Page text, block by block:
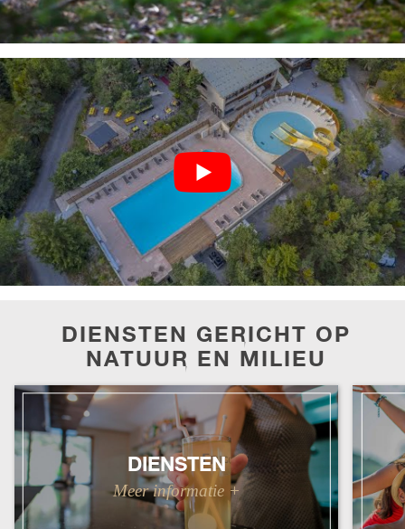
DIENSTEN GERICHT OP
NATUUR EN MILIEU
DIENSTEN